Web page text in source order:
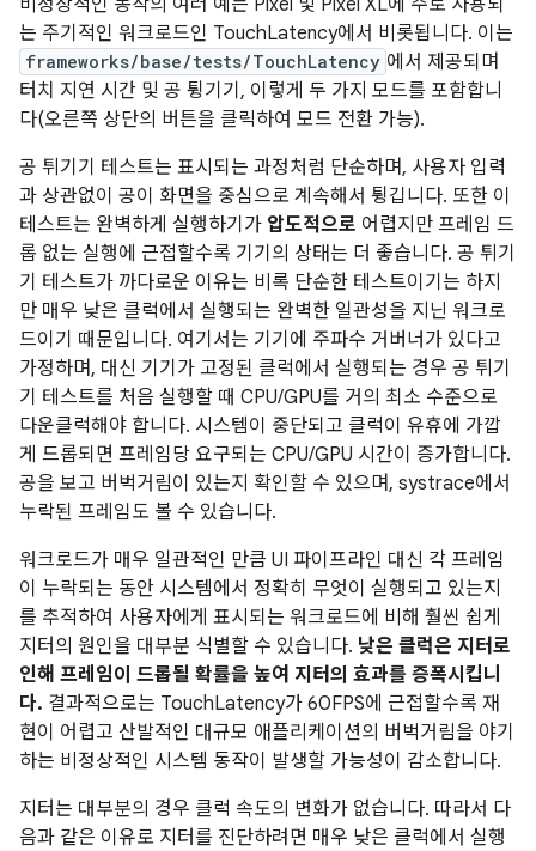
비정상적인 동작의 여러 예는 Pixel 및 Pixel XL에 주로 사용되
는 주기적인 워크로드인 TouchLatency에서 비롯됩니다. 이는
frameworks/base/tests/TouchLatency 에서 제공되며
터치 지연 시간 및 공 튕기기, 이렇게 두 가지 모드를 포함합니
다(오른쪽 상단의 버튼을 클릭하여 모드 전환 가능).
공 튀기기 테스트는 표시되는 과정처럼 단순하며, 사용자 입력
과 상관없이 공이 화면을 중심으로 계속해서 튕깁니다. 또한 이
테스트는 완벽하게 실행하기가 압도적으로 어렵지만 프레임 드
롭 없는 실행에 근접할수록 기기의 상태는 더 좋습니다. 공 튀기
기 테스트가 까다로운 이유는 비록 단순한 테스트이기는 하지
만 매우 낮은 클럭에서 실행되는 완벽한 일관성을 지닌 워크로
드이기 때문입니다. 여기서는 기기에 주파수 거버너가 있다고
가정하며, 대신 기기가 고정된 클럭에서 실행되는 경우 공 튀기
기 테스트를 처음 실행할 때 CPU/GPU를 거의 최소 수준으로
다운클럭해야 합니다. 시스템이 중단되고 클럭이 유휴에 가깝
게 드롭되면 프레임당 요구되는 CPU/GPU 시간이 증가합니다.
공을 보고 버벅거림이 있는지 확인할 수 있으며, systrace에서
누락된 프레임도 볼 수 있습니다.
워크로드가 매우 일관적인 만큼 UI 파이프라인 대신 각 프레임
이 누락되는 동안 시스템에서 정확히 무엇이 실행되고 있는지
를 추적하여 사용자에게 표시되는 워크로드에 비해 훨씬 쉽게
지터의 원인을 대부분 식별할 수 있습니다. 낮은 클럭은 지터로
인해 프레임이 드롭될 확률을 높여 지터의 효과를 증폭시킵니
다. 결과적으로는 TouchLatency가 60FPS에 근접할수록 재
현이 어렵고 산발적인 대규모 애플리케이션의 버벅거림을 야기
하는 비정상적인 시스템 동작이 발생할 가능성이 감소합니다.
지터는 대부분의 경우 클럭 속도의 변화가 없습니다. 따라서 다
음과 같은 이유로 지터를 진단하려면 매우 낮은 클럭에서 실행